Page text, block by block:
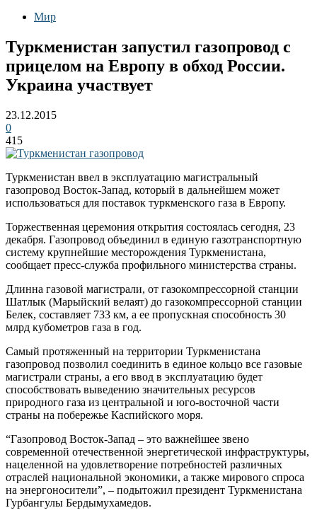
Мир
Туркменистан запустил газопровод с
прицелом на Европу в обход России.
Украина участвует
23.12.2015
0
415
Туркменистан ввел в эксплуатацию магистральный
газопровод Восток-Запад, который в дальнейшем может
использоваться для поставок туркменского газа в Европу.
Торжественная церемония открытия состоялась сегодня, 23
декабря. Газопровод объединил в единую газотранспортную
систему крупнейшие месторождения Туркменистана,
сообщает пресс-служба профильного министерства страны.
Длинна газовой магистрали, от газокомпрессорной станции
Шатлык (Марыйский велаят) до газокомпрессорной станции
Белек, составляет 733 км, а ее пропускная способность 30
млрд кубометров газа в год.
Самый протяженный на территории Туркменистана
газопровод позволил соединить в единое кольцо все газовые
магистрали страны, а его ввод в эксплуатацию будет
способствовать выведению значительных ресурсов
природного газа из центральной и юго-восточной части
страны на побережье Каспийского моря.
“Газопровод Восток-Запад – это важнейшее звено
современной отечественной энергетической инфраструктуры,
нацеленной на удовлетворение потребностей различных
отраслей национальной экономики, а также мирового спроса
на энергоносители”, – подытожил президент Туркменистана
Гурбангулы Бердымухамедов.